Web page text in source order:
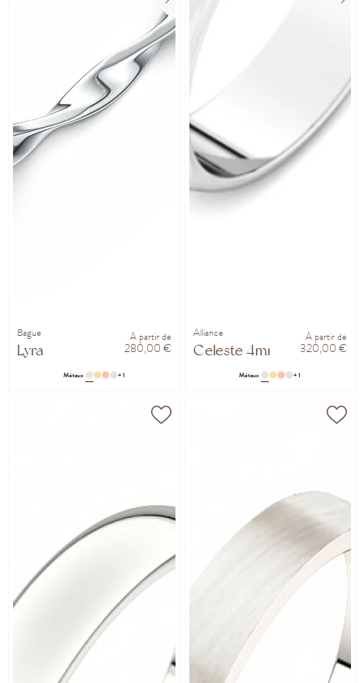
Bague
Lyra
À partir de
280,00 €
Métaux + 1
Alliance
Celeste 4mm
À partir de
320,00 €
Métaux + 1